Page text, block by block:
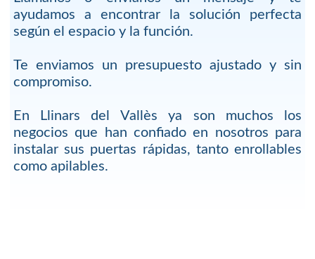
ayudamos a encontrar la solución perfecta
según el espacio y la función.
Te enviamos un presupuesto ajustado y sin
compromiso.
En Llinars del Vallès ya son muchos los
negocios que han confiado en nosotros para
instalar sus puertas rápidas, tanto enrollables
como apilables.